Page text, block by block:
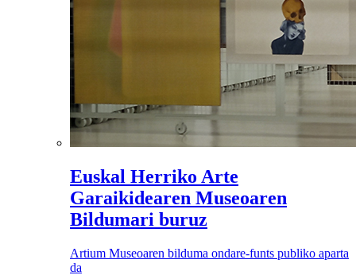
Euskal Herriko Arte
Garaikidearen Museoaren
Bildumari buruz
Artium Museoaren bilduma ondare-funts publiko aparta
da